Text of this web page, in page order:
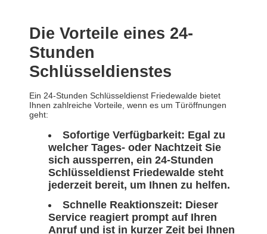
Die Vorteile eines 24-
Stunden
Schlüsseldienstes
Ein 24-Stunden Schlüsseldienst Friedewalde bietet
Ihnen zahlreiche Vorteile, wenn es um Türöffnungen
geht:
Sofortige Verfügbarkeit: Egal zu
welcher Tages- oder Nachtzeit Sie
sich aussperren, ein 24-Stunden
Schlüsseldienst Friedewalde steht
jederzeit bereit, um Ihnen zu helfen.
Schnelle Reaktionszeit: Dieser
Service reagiert prompt auf Ihren
Anruf und ist in kurzer Zeit bei Ihnen